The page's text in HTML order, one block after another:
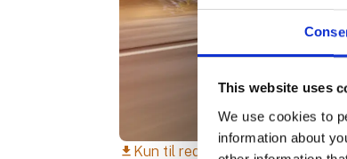
This website uses
We use cookies to
information about
download Kun til redaktionelt brug